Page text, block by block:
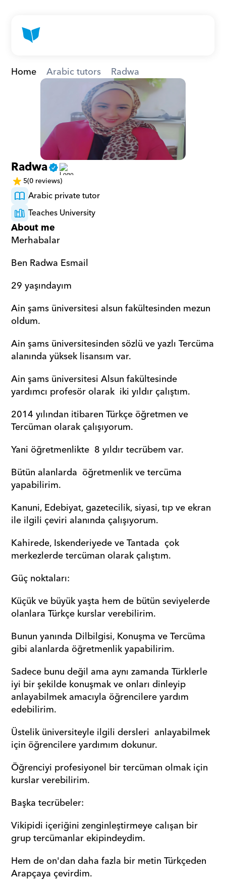
Home Arabic tutors Radwa
Radwa
5(0 reviews)
Arabic private tutor
Teaches University
About me
Merhabalar
Ben Radwa Esmail
29 yaşındayım
Ain şams üniversitesi alsun fakültesinden mezun
oldum.
Ain şams üniversitesinden sözlü ve yazlı Tercüma
alanında yüksek lisansım var.
Ain şams üniversitesi Alsun fakültesinde
yardımcı profesör olarak  iki yıldır çalıştım.
2014 yılından itibaren Türkçe öğretmen ve
Tercüman olarak çalışıyorum.
Yani öğretmenlikte  8 yıldır tecrübem var.
Bütün alanlarda  öğretmenlik ve tercüma
yapabilirim.
Kanuni, Edebiyat, gazetecilik, siyasi, tıp ve ekran
ile ilgili çeviri alanında çalışıyorum.
Kahirede, Iskenderiyede ve Tantada  çok
merkezlerde tercüman olarak çalıştım.
Güç noktaları:
Küçük ve büyük yaşta hem de bütün seviyelerde
olanlara Türkçe kurslar verebilirim.
Bunun yanında Dilbilgisi, Konuşma ve Tercüma
gibi alanlarda öğretmenlik yapabilirim.
Sadece bunu değil ama aynı zamanda Türklerle
iyi bir şekilde konuşmak ve onları dinleyip
anlayabilmek amacıyla öğrencilere yardım
edebilirim.
Üstelik üniversiteyle ilgili dersleri  anlayabilmek
için öğrencilere yardımım dokunur.
Öğrenciyi profesiyonel bir tercüman olmak için
kurslar verebilirim.
Başka tecrübeler:
Vikipidi içeriğini zenginleştirmeye calışan bir
grup tercümanlar ekipindeydim.
Hem de on'dan daha fazla bir metin Türkçeden
Arapçaya çevirdim.